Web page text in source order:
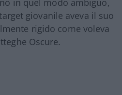
in quel modo ambiguo,
giovanile aveva il suo
rigido come voleva
Oscure.